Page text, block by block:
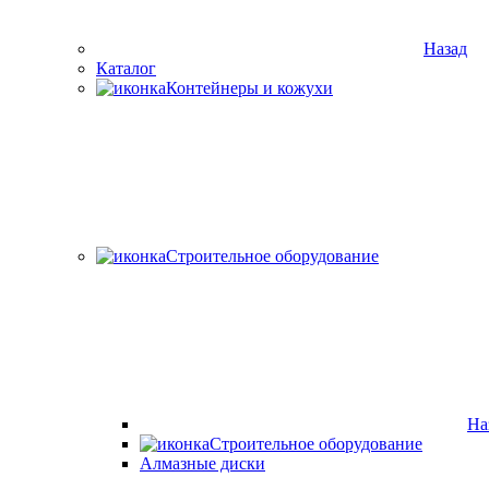
Назад
Каталог
Контейнеры и кожухи
Строительное оборудование
Строительное оборудование
Алмазные диски